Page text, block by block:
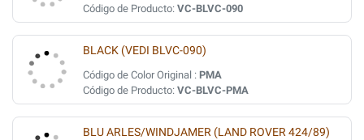
Código de Producto: VC-BLVC-090
BLACK (VEDI BLVC-090)
Código de Color Original : PMA
Código de Producto: VC-BLVC-PMA
BLU ARLES/WINDJAMER (LAND ROVER 424/89)